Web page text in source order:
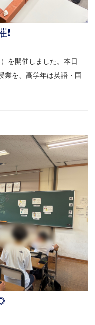
を開催しました。本日
業を、高学年は英語・国